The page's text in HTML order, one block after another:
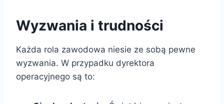
Wyzwania i trudności
Każda rola zawodowa niesie ze sobą pewne
wyzwania. W przypadku dyrektora
operacyjnego są to: